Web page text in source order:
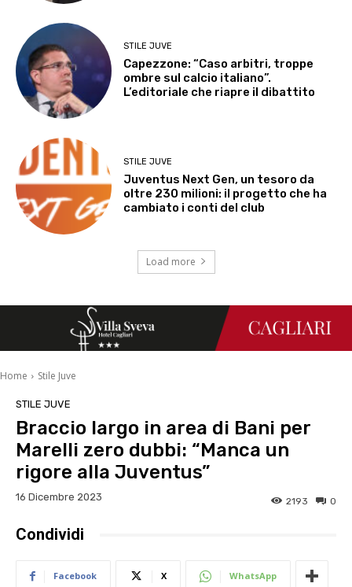
STILE JUVE
Capezzone: “Caso arbitri, troppe
ombre sul calcio italiano”.
L’editoriale che riapre il dibattito
STILE JUVE
Juventus Next Gen, un tesoro da
oltre 230 milioni: il progetto che ha
cambiato i conti del club
Load more